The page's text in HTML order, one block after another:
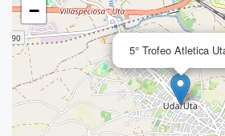
5° Trofeo Atletica
−